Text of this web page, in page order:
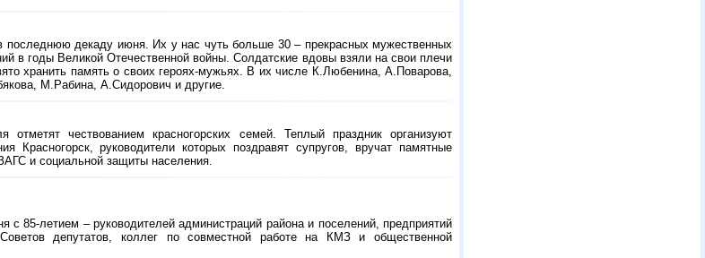
последнюю декаду июня. Их у нас чуть больше 30 – прекрасных мужественных
в годы Великой Отечественной войны. Солдатские вдовы взяли на свои плечи
хранить память о своих героях-мужьях. В их числе К.Любенина, А.Поварова,
М.Рабина, А.Сидорович и другие.
чествованием красногорских семей. Теплый праздник организуют
Красногорск, руководители которых поздравят супругов, вручат памятные
и социальной защиты населения.
с 85-летием – руководителей администраций района и поселений, предприятий
депутатов, коллег по совместной работе на КМЗ и общественной